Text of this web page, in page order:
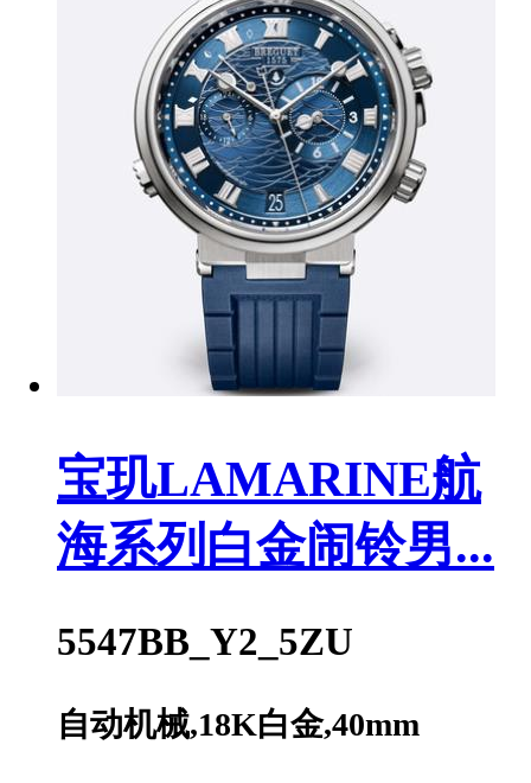
宝玑LAMARINE航
海系列白金闹铃男...
5547BB_Y2_5ZU
自动机械,18K白金,40mm